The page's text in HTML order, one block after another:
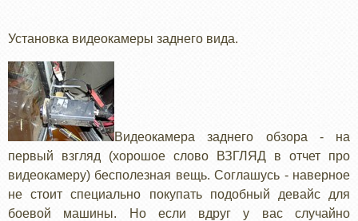
Установка видеокамеры заднего вида.
Видеокамера заднего обзора - на
первый взгляд (хорошое слово ВЗГЛЯД в отчет про
видеокамеру) бесполезная вещь. Соглашусь - наверное
не стоит специально покупать подобный девайс для
боевой машины. Но если вдруг у вас случайно